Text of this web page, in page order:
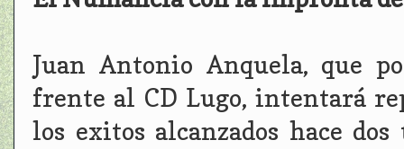
Juan Antonio Anquela, que
frente al CD Lugo, intentará
los exitos alcanzados hace